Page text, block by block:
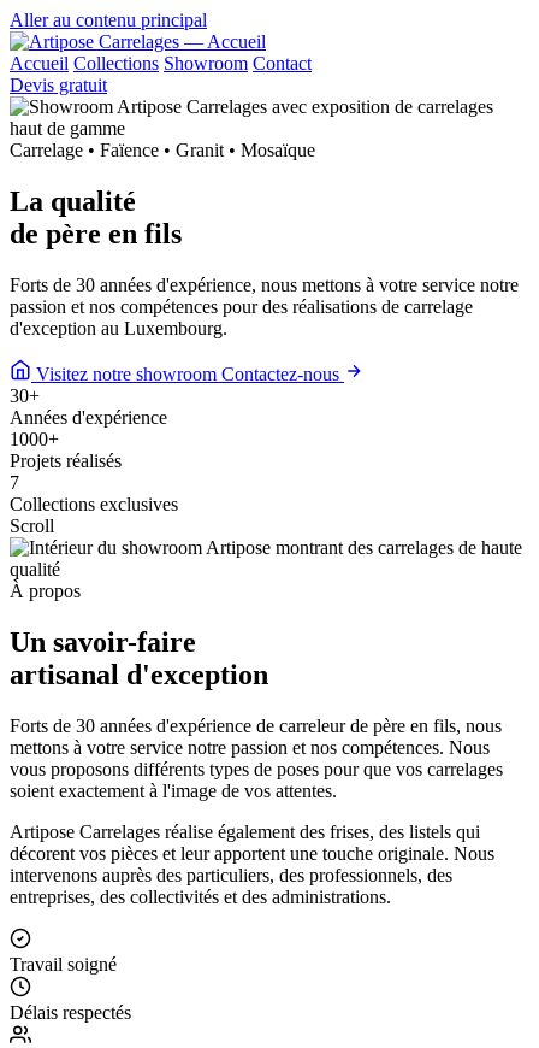
Aller au contenu principal
Accueil Collections Showroom Contact
Devis gratuit
Carrelage • Faïence • Granit • Mosaïque
La qualité
de père en fils
Forts de 30 années d'expérience, nous mettons à votre service notre
passion et nos compétences pour des réalisations de carrelage
d'exception au Luxembourg.
Visitez notre showroom Contactez-nous
30+
Années d'expérience
1000+
Projets réalisés
7
Collections exclusives
Scroll
À propos
Un savoir-faire
artisanal d'exception
Forts de 30 années d'expérience de carreleur de père en fils, nous
mettons à votre service notre passion et nos compétences. Nous
vous proposons différents types de poses pour que vos carrelages
soient exactement à l'image de vos attentes.
Artipose Carrelages réalise également des frises, des listels qui
décorent vos pièces et leur apportent une touche originale. Nous
intervenons auprès des particuliers, des professionnels, des
entreprises, des collectivités et des administrations.
Travail soigné
Délais respectés